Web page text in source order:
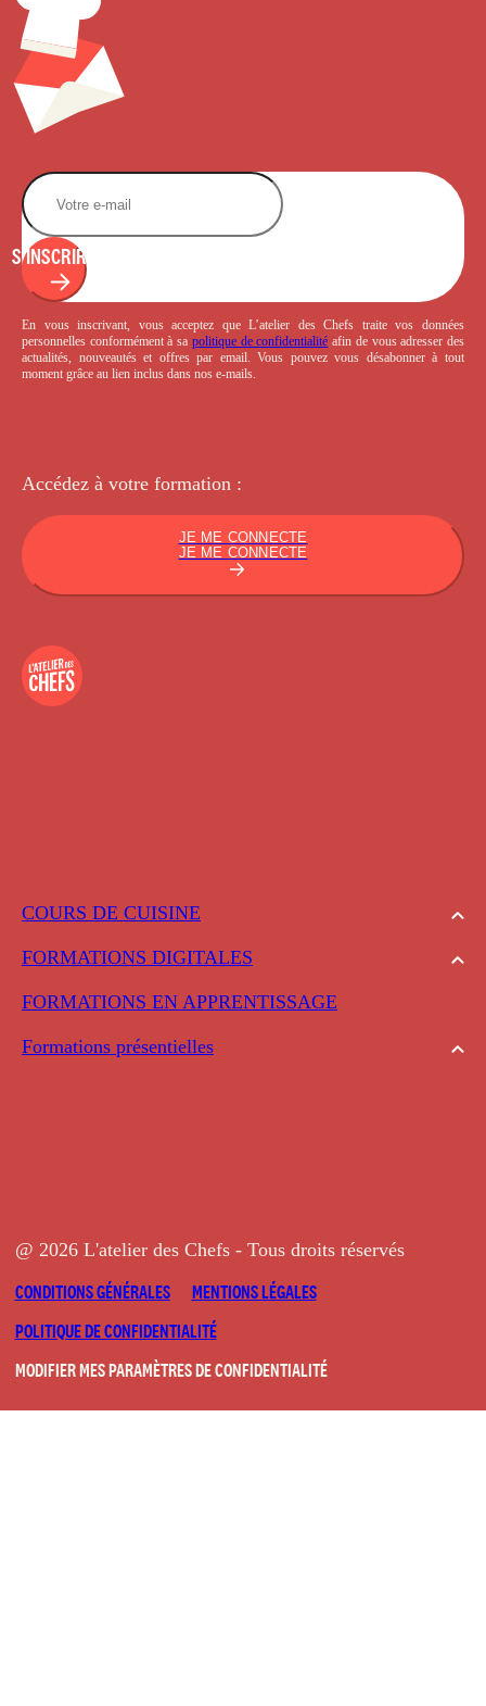
COURS DE CUISINE
FORMATIONS DIGITALES
FORMATIONS EN APPRENTISSAGE
Formations présentielles
S'INSCRIRE
En vous inscrivant, vous acceptez que L’atelier des Chefs traite vos données
personnelles conformément à sa politique de confidentialité afin de vous adresser des
actualités, nouveautés et offres par email. Vous pouvez vous désabonner à tout
moment grâce au lien inclus dans nos e-mails.
Accédez à votre formation :
JE ME CONNECTE
JE ME CONNECTE
@ 2026 L'atelier des Chefs - Tous droits réservés
CONDITIONS GÉNÉRALES
MENTIONS LÉGALES
POLITIQUE DE CONFIDENTIALITÉ
MODIFIER MES PARAMÈTRES DE CONFIDENTIALITÉ